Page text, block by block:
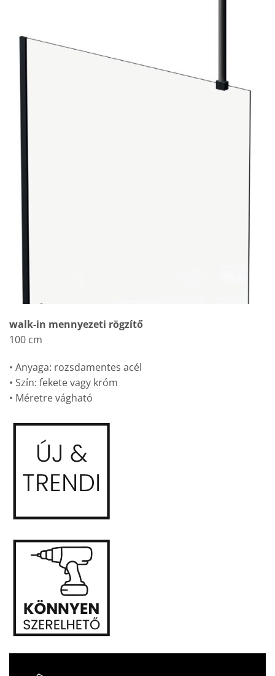
walk-in mennyezeti rögzítő
100 cm
• Anyaga: rozsdamentes acél
• Szín: fekete vagy króm
• Méretre vágható